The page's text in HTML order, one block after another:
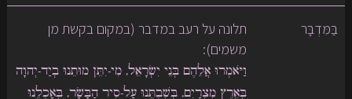
בַּמִּדְבָּר
תלונה על רעב במדבר (במקום בקשת מן
משמים):
וַיֹּאמְרוּ אֲלֵהֶם בְּנֵי יִשְׂרָאֵל, מִי-יִתֵּן מוּתֵנוּ בְיַד-יְהוָה
בְּאֶרֶץ מִצְרַיִם, בְּשִׁבְתֵּנוּ עַל-סִיר הַבָּשָׂר, בְּאָכְלֵנוּ